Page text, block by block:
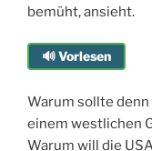
bemüht, ansieht.
🔊 Vorlesen
Warum sollte
einem westlichen
Warum will die